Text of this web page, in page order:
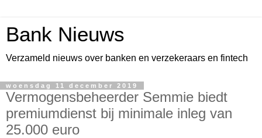
Bank Nieuws
Verzameld nieuws over banken en verzekeraars en fintech
woensdag 11 december 2019
Vermogensbeheerder Semmie biedt
premiumdienst bij minimale inleg van
25.000 euro